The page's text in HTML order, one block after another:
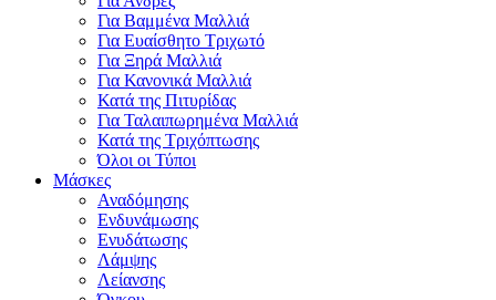
Για Βαμμένα Μαλλιά
Για Ευαίσθητο Τριχωτό
Για Ξηρά Μαλλιά
Για Κανονικά Μαλλιά
Κατά της Πιτυρίδας
Για Ταλαιπωρημένα Μαλλιά
Κατά της Τριχόπτωσης
Όλοι οι Τύποι
Μάσκες
Αναδόμησης
Ενδυνάμωσης
Ενυδάτωσης
Λάμψης
Λείανσης